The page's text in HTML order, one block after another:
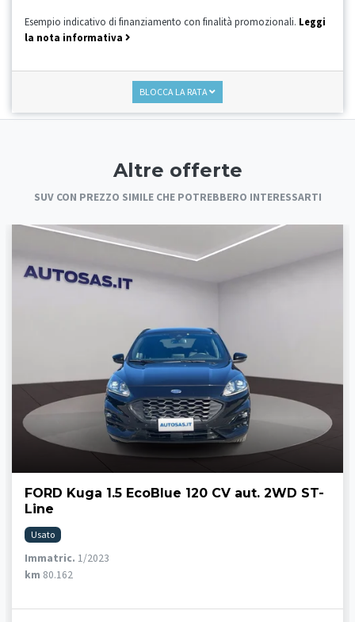
Esempio indicativo di finanziamento con finalità promozionali. Leggi
la nota informativa
BLOCCA LA RATA
Altre offerte
SUV CON PREZZO SIMILE CHE POTREBBERO INTERESSARTI
FORD Kuga 1.5 EcoBlue 120 CV aut. 2WD ST-
Line
Usato
Immatric. 1/2023
km 80.162